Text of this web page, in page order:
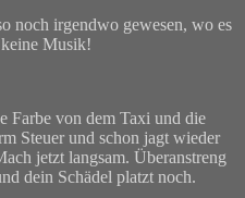
noch irgendwo gewesen, wo es
Musik!
Farbe von dem Taxi und die
Steuer und schon jagt wieder
jetzt langsam. Überanstreng
dein Schädel platzt noch.